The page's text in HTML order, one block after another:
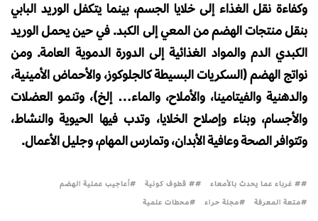
وكفاءة نقل الغذاء إلى خلايا الجسم، بينما يتكفل الوريد البابي
بنقل منتجات الهضم من المعي إلى الكبد. في حين يحمل الوريد
الكبدي الدم والمواد الغذائية إلى الدورة الدموية العامة. ومن
نواتج الهضم (السكريات البسيطة كالجلوكوز، والأحماض الأمينية،
والدهنية والفيتامينا، والأملاح، والماء… إلخ)، وتنمو العضلات
والأجسام، وبناء وإصلاح الخلايا، وتدب فيها الحيوية والنشاط،
وتتوافر الصحة وعافية الأبدان، وتمارس المهام، وجليل الأعمال.
# غرباء عما يحدث بالأمعاء # قطوف كونية
أعاجيب عملية الهضم
متعة المعرفة
مجلة حراء محطات علمية